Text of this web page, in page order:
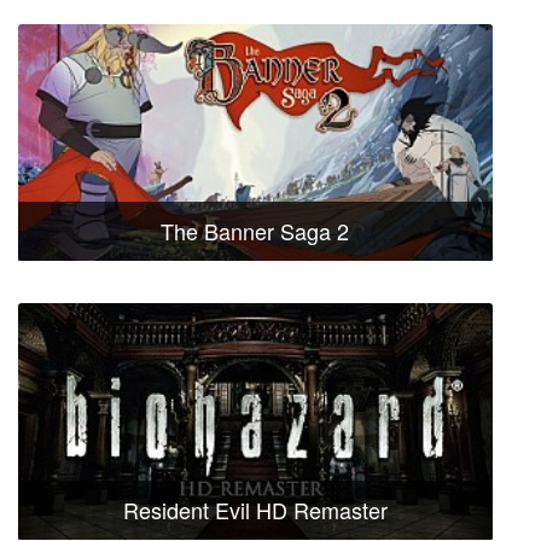
The Banner Saga 2
Resident Evil HD Remaster